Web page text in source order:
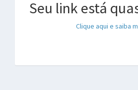
Seu link está
Clique aqui e saiba